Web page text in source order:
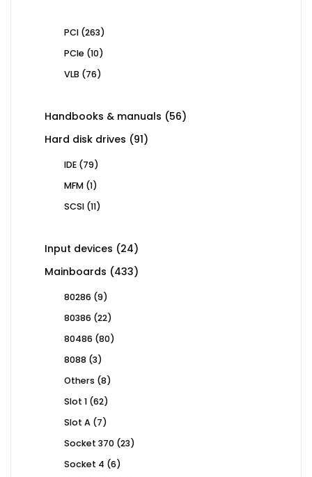
PCI 263263
PCIe 1010
VLB 7676
Handbooks & manuals 5656
Hard disk drives 9191
IDE 7979
MFM 11
SCSI 1111
Input devices 2424
Mainboards 433433
80286 99
80386 2222
80486 8080
8088 33
Others 88
Slot 1 6262
Slot A 77
Socket 370 2323
Socket 4 66